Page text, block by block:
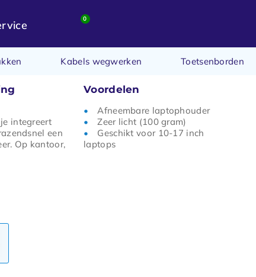
0
Kabels wegwerken Toetsenborden
integreert
een
Op kantoor,
Voordelen
Afneembare laptophouder
Zeer licht (100 gram)
Geschikt voor 10-17 inch
laptops